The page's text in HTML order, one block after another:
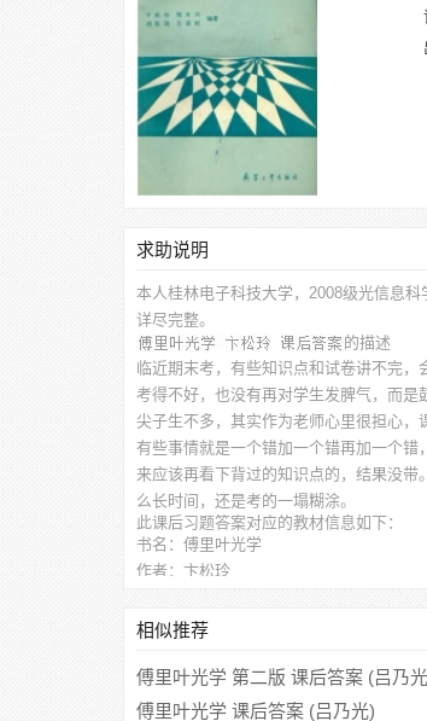
求助说明
本人桂林电子科技大学，2008级光信息
详尽完整。
的描述
临近期末考，有些知识点和试卷讲不完
考得不好，也没有再对学生发脾气，而
尖子生不多，其实作为老师心里很担心，
有些事情就是一个错加一个错再加一个
来应该再看下背过的知识点的，结果没
么长时间，还是考的一塌糊涂。
此课后习题答案对应的教材信息如下：
书名：傅里叶光学
作者：卞松玲
相似推荐
傅里叶光学 第二版 课后答案 (吕乃
傅里叶光学 课后答案 (吕乃光)